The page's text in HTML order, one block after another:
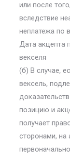
или после
вследствие
неплатежа по
Дата акцепта
векселя
(б) В случае,
вексель,
позицию и
получает
сторонами, на